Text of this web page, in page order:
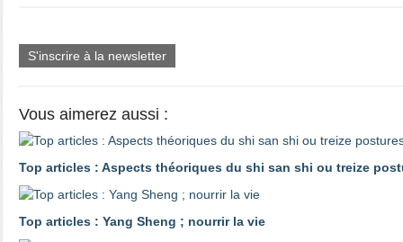
S'inscrire à la newsletter
Vous aimerez aussi :
Top articles : Aspects théoriques du shi san shi ou treize
Top articles : Yang Sheng ; nourrir la vie